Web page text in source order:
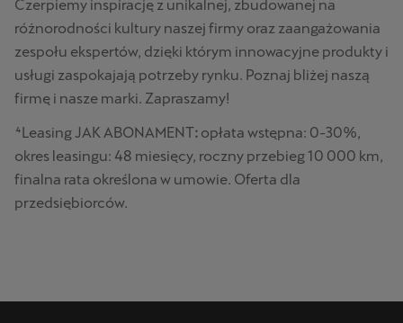
Czerpiemy inspirację z unikalnej, zbudowanej na
różnorodności kultury naszej firmy oraz zaangażowania
zespołu ekspertów, dzięki którym innowacyjne produkty i
usługi zaspokajają potrzeby rynku. Poznaj bliżej naszą
firmę i nasze marki. Zapraszamy!
⁴Leasing JAK ABONAMENT: opłata wstępna: 0-30%,
okres leasingu: 48 miesięcy, roczny przebieg 10 000 km,
finalna rata określona w umowie. Oferta dla
przedsiębiorców.